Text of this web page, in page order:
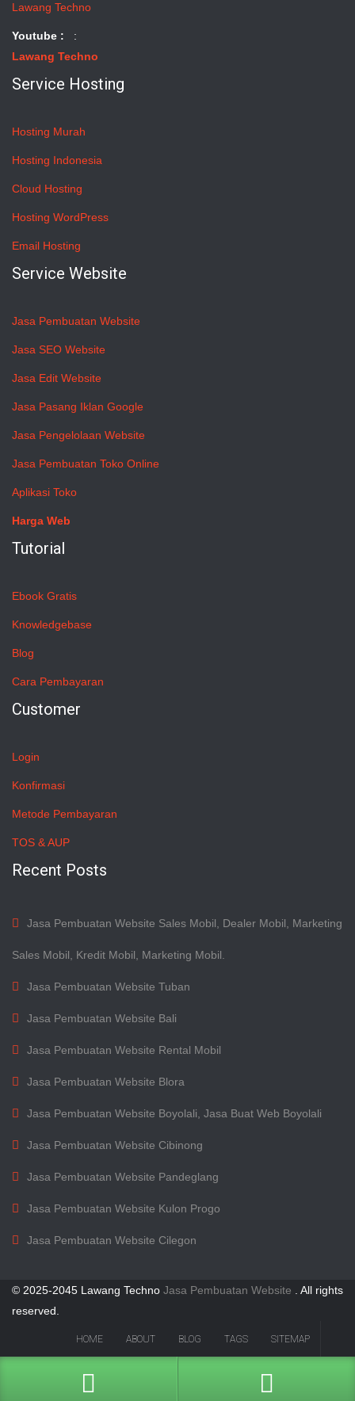
Lawang Techno
Youtube :
:
Lawang Techno
Service Hosting
Hosting Murah
Hosting Indonesia
Cloud Hosting
Hosting WordPress
Email Hosting
Service Website
Jasa Pembuatan Website
Jasa SEO Website
Jasa Edit Website
Jasa Pasang Iklan Google
Jasa Pengelolaan Website
Jasa Pembuatan Toko Online
Aplikasi Toko
Harga Web
Tutorial
Ebook Gratis
Knowledgebase
Blog
Cara Pembayaran
Customer
Login
Konfirmasi
Metode Pembayaran
TOS & AUP
Recent Posts
Jasa Pembuatan Website Sales Mobil, Dealer Mobil, Marketing
Sales Mobil, Kredit Mobil, Marketing Mobil.
Jasa Pembuatan Website Tuban
Jasa Pembuatan Website Bali
Jasa Pembuatan Website Rental Mobil
Jasa Pembuatan Website Blora
Jasa Pembuatan Website Boyolali, Jasa Buat Web Boyolali
Jasa Pembuatan Website Cibinong
Jasa Pembuatan Website Pandeglang
Jasa Pembuatan Website Kulon Progo
Jasa Pembuatan Website Cilegon
© 2025-2045 Lawang Techno Jasa Pembuatan Website
. All rights
reserved.
HOME ABOUT BLOG TAGS SITEMAP